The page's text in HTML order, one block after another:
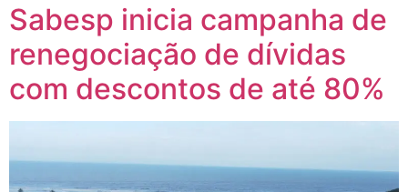
Sabesp inicia campanha de
renegociação de dívidas
com descontos de até 80%